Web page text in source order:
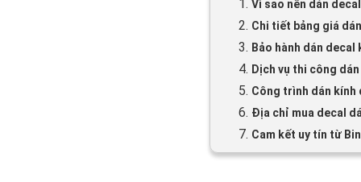
1. Vì sao nên dán
2. Chi tiết bảng giá
3. Bảo hành dán decal
4. Dịch vụ thi công
5. Công trình dán kính
6. Địa chỉ mua decal
7. Cam kết uy tín từ